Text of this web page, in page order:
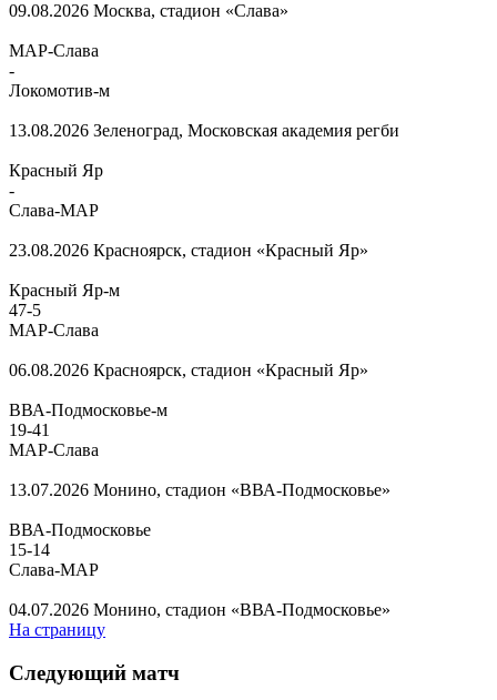
09.08.2026 Москва, стадион «Слава»
МАР-Слава
-
Локомотив-м
13.08.2026 Зеленоград, Московская академия регби
Красный Яр
-
Слава-МАР
23.08.2026 Красноярск, стадион «Красный Яр»
Красный Яр-м
47-5
МАР-Слава
06.08.2026 Красноярск, стадион «Красный Яр»
ВВА-Подмосковье-м
19-41
МАР-Слава
13.07.2026 Монино, стадион «ВВА-Подмосковье»
ВВА-Подмосковье
15-14
Слава-МАР
04.07.2026 Монино, стадион «ВВА-Подмосковье»
На страницу
Следующий матч